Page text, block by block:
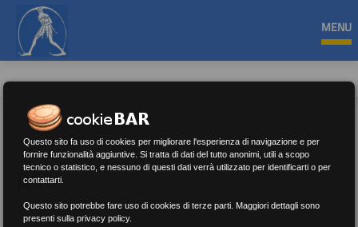
MENU
RSU
Questo sito fa uso di cookies per migliorare l'esperienza di navigazione e per
fornire funzionalità aggiuntive. Si tratta di dati del tutto anonimi, utili a scopo
tecnico o statistico, e nessuno di questi dati verrà utilizzato per identificarti o per
contattarti.
Questo sito potrebbe fare uso di cookies di terze parti. Maggiori dettagli sono
presenti sulla privacy policy.